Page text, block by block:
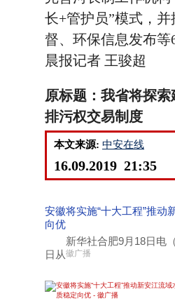
长+管护员”模式，
督、环保信息发布等
晨报记者 王骏超
原标题：我省将探
排污权交易制度
本文来源: 中安在线
16.09.2019 21:35
安徽将实施“十大工程”推动
向优
新华社合肥9月18日电（
日从徽广播